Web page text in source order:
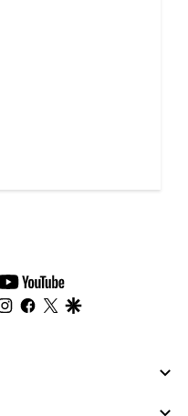
youtube-
footer
instagram
facebook
twitter